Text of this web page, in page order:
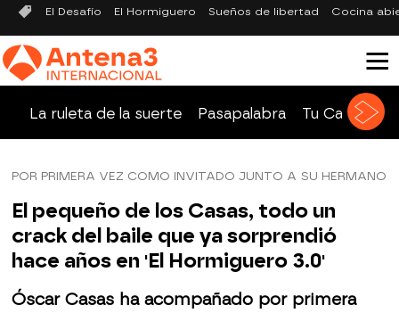
El Desafío El Hormiguero Sueños de libertad Cocina
La ruleta de la suerte Pasapalabra Tu Cara Me
POR PRIMERA VEZ COMO INVITADO JUNTO A SU HERMANO
El pequeño de los Casas, todo un
crack del baile que ya sorprendió
hace años en 'El Hormiguero 3.0'
Óscar Casas ha acompañado por primera